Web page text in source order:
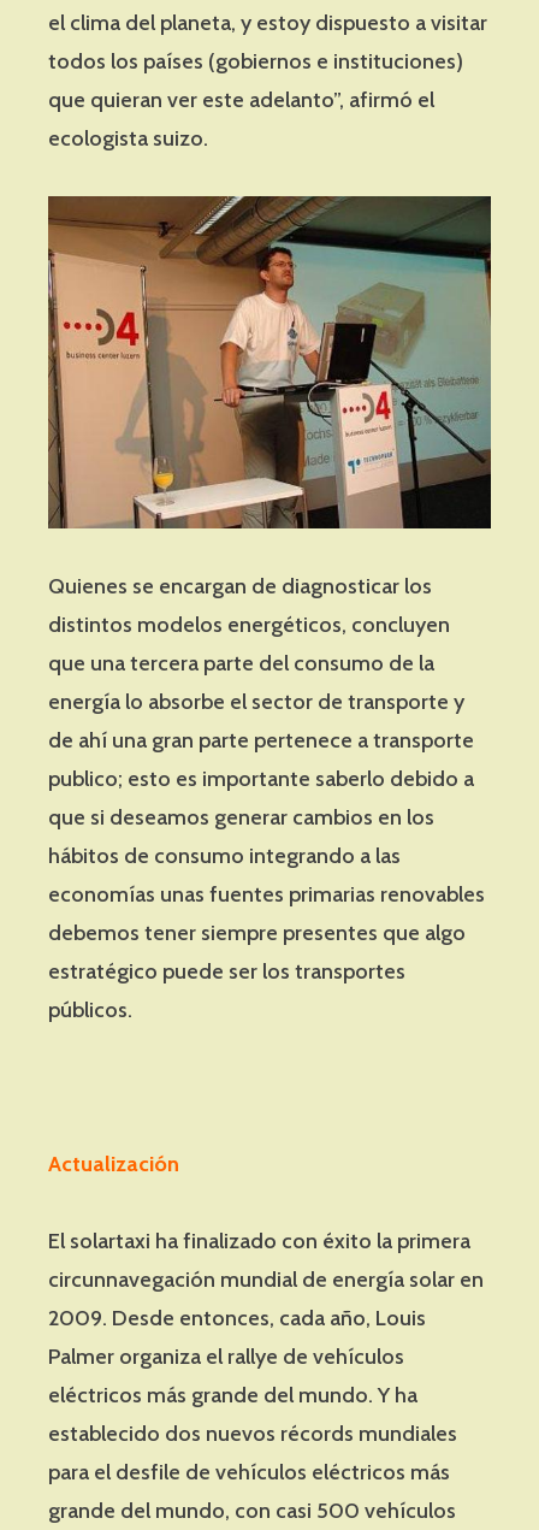
el clima del planeta, y estoy dispuesto a visitar
todos los países (gobiernos e instituciones)
que quieran ver este adelanto”, afirmó el
ecologista suizo.
Quienes se encargan de diagnosticar los
distintos modelos energéticos, concluyen
que una tercera parte del consumo de la
energía lo absorbe el sector de transporte y
de ahí una gran parte pertenece a transporte
publico; esto es importante saberlo debido a
que si deseamos generar cambios en los
hábitos de consumo integrando a las
economías unas fuentes primarias renovables
debemos tener siempre presentes que algo
estratégico puede ser los transportes
públicos.
Actualización
El solartaxi ha finalizado con éxito la primera
circunnavegación mundial de energía solar en
2009. Desde entonces, cada año, Louis
Palmer organiza el rallye de vehículos
eléctricos más grande del mundo. Y ha
establecido dos nuevos récords mundiales
para el desfile de vehículos eléctricos más
grande del mundo, con casi 500 vehículos